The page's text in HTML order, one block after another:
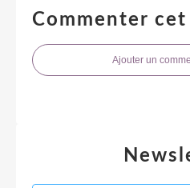
Commenter
Ajouter un